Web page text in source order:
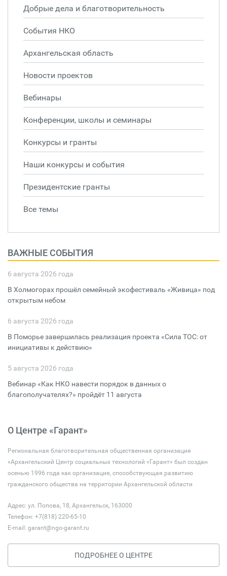
Добрые дела и благотворительность
События НКО
Архангельская область
Новости проектов
Вебинары
Конференции, школы и семинары
Конкурсы и гранты
Наши конкурсы и события
Президентские гранты
Все темы
ВАЖНЫЕ СОБЫТИЯ
6 августа 2026 года
В Холмогорах прошёл семейный экофестиваль «Живица» под
открытым небом
6 августа 2026 года
В Поморье завершилась реализация проекта «Сила ТОС: от
инициативы к действию»
5 августа 2026 года
Вебинар «Как НКО навести порядок в данных о
благополучателях?» пройдёт 11 августа
О Центре «Гарант»
Региональная благотворительная общественная организация
«Архангельский Центр социальных технологий «Гарант» был создан
осенью 1996 года как организация, способствующая развитию
гражданского общества на территории Архангельской области
Адрес: ул. Попова, 18, Архангельск, 163000
Телефон: +7(818) 220-65-10
E-mail: garant@ngo-garant.ru
ПОДРОБНЕЕ О ЦЕНТРЕ